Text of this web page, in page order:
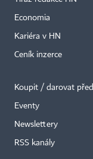
Economia
Kariéra v HN
Ceník inzerce
Koupit / darovat
Eventy
Newslettery
RSS kanály